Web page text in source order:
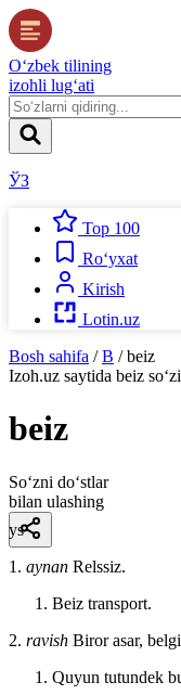
O‘zbek tilining
izohli lug‘ati
ЎЗ
Top 100
Ro‘yxat
Kirish
Lotin.uz
Bosh sahifa / B / beiz
Izoh.uz saytida beiz
beiz
So‘zni do‘stlar
bilan ulashing
ys
1. aynan Relssiz.
Beiz transport.
2. ravish Biror asar,
Quyun tutundek